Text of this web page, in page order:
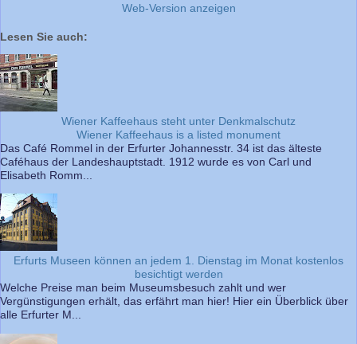
Web-Version anzeigen
Lesen Sie auch:
Wiener Kaffeehaus steht unter Denkmalschutz
Wiener Kaffeehaus is a listed monument
Das Café Rommel in der Erfurter Johannesstr. 34 ist das älteste
Caféhaus der Landeshauptstadt. 1912 wurde es von Carl und
Elisabeth Romm...
Erfurts Museen können an jedem 1. Dienstag im Monat kostenlos
besichtigt werden
Welche Preise man beim Museumsbesuch zahlt und wer
Vergünstigungen erhält, das erfährt man hier! Hier ein Überblick über
alle Erfurter M...